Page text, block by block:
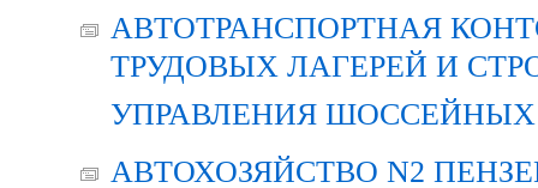
АВТОТРАНСПОРТНАЯ
ТРУДОВЫХ ЛАГЕРЕЙ И
УПРАВЛЕНИЯ
АВТОХОЗЯЙСТВО N2